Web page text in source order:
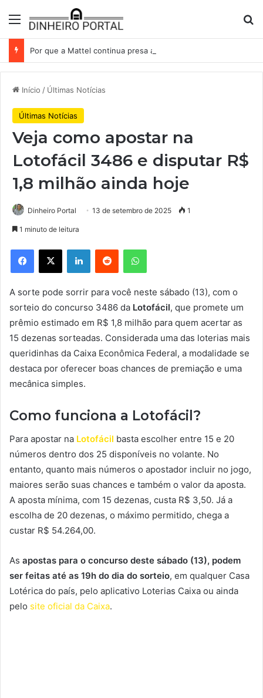
Menu
Início / Últimas Notícias
Últimas Notícias
Veja como apostar na
Lotofácil 3486 e disputar R$
1,8 milhão ainda hoje
Dinheiro Portal 13 de setembro de 2025 1
1 minuto de leitura
Facebook
X LinkedinReddit WhatsApp
A sorte pode sorrir para você neste sábado (13), com o
sorteio do concurso 3486 da Lotofácil, que promete um
prêmio estimado em R$ 1,8 milhão para quem acertar as
15 dezenas sorteadas. Considerada uma das loterias mais
queridinhas da Caixa Econômica Federal, a modalidade se
destaca por oferecer boas chances de premiação e uma
mecânica simples.
Como funciona a Lotofácil?
Para apostar na Lotofácil basta escolher entre 15 e 20
números dentro dos 25 disponíveis no volante. No
entanto, quanto mais números o apostador incluir no jogo,
maiores serão suas chances e também o valor da aposta.
A aposta mínima, com 15 dezenas, custa R$ 3,50. Já a
escolha de 20 dezenas, o máximo permitido, chega a
custar R$ 54.264,00.
As apostas para o concurso deste sábado (13), podem
ser feitas até as 19h do dia do sorteio, em qualquer Casa
Lotérica do país, pelo aplicativo Loterias Caixa ou ainda
pelo site oficial da Caixa.